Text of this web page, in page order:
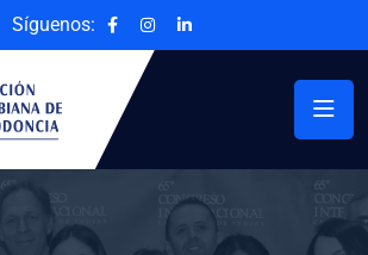
Síguenos: